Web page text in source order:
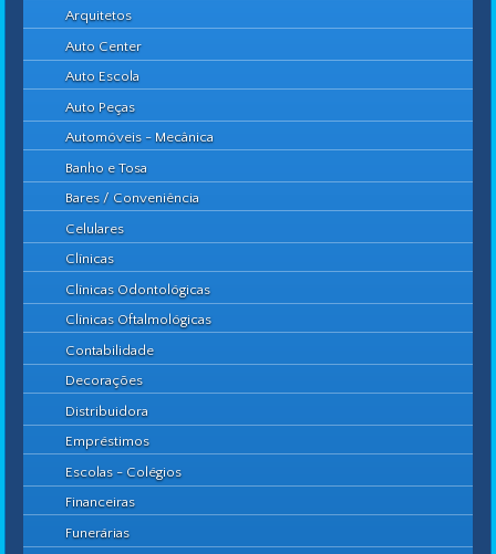
Arquitetos
Auto Center
Auto Escola
Auto Peças
Automóveis - Mecânica
Banho e Tosa
Bares / Conveniência
Celulares
Clínicas
Clínicas Odontológicas
Clínicas Oftalmológicas
Contabilidade
Decorações
Distribuidora
Empréstimos
Escolas - Colégios
Financeiras
Funerárias